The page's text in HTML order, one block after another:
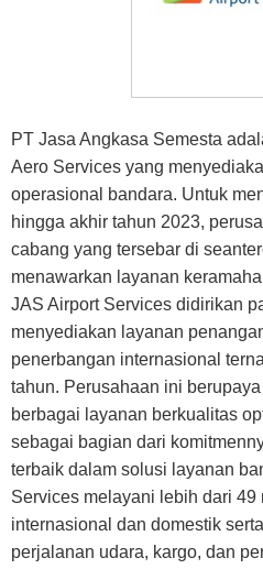
PT Jasa Angkasa Semesta
Aero Services yang
operasional bandara. Untuk
hingga akhir tahun 2023,
cabang yang tersebar di
menawarkan layanan
JAS Airport Services didirikan
menyediakan layanan
penerbangan internasional
tahun. Perusahaan ini
berbagai layanan berkualitas
sebagai bagian dari
terbaik dalam solusi layanan
Services melayani lebih dari
internasional dan domestik
perjalanan udara, kargo, dan